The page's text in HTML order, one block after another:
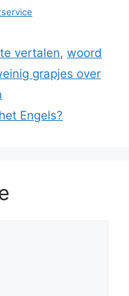
vertalen,woord
grapjes over
Engels?